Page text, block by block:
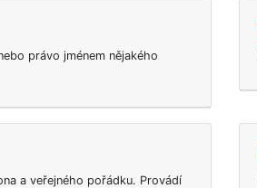
právo jménem nějakého
a veřejného pořádku. Provádí